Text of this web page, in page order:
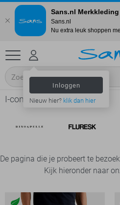
Inloggen
Nieuw hier? klik dan hier
I-coni-K online shop
De pagina die je probeert te
Kijk hieronder naar
Sans.nl Merkkleding
Sans.nl
Nu extra leuk shoppen